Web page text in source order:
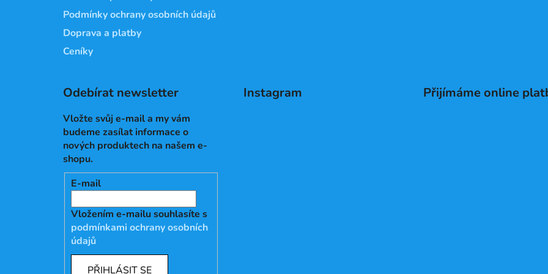
Podmínky ochrany osobních údajů
Doprava a platby
Ceníky
Odebírat newsletter
Vložte svůj e-mail a my vám
budeme zasílat informace o
nových produktech na našem e-
shopu.
E-mail
Vložením e-mailu souhlasíte s
podmínkami ochrany osobních
údajů
PŘIHLÁSIT SE
Instagram Přijímáme online